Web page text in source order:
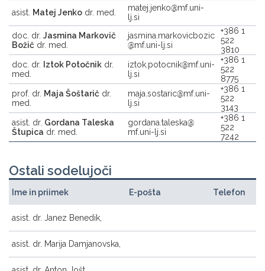
asist. Matej Jenko dr. med. matej.jenko
mf.uni-
lj.si
doc. dr. Jasmina Markovič
Božič dr. med.
jasmina.markovicbozic
mf.uni-lj.si
+386 1
522
3810
doc. dr.
Iztok Potočnik dr.
med.
iztok.potocnik
mf.uni-
lj.si
+386 1
522
8775
prof. dr. Maja Šoštarič dr.
med.
maja.sostaric
mf.uni-
lj.si
+386 1
522
3143
asist. dr. Gordana Taleska
Štupica dr. med.
gordana.taleska
mf.uni-lj.si
+386 1
522
7242
Ostali sodelujoči
Ime in priimek E-pošta Telefon
asist. dr. Janez Benedik,
asist. dr. Marija Damjanovska,